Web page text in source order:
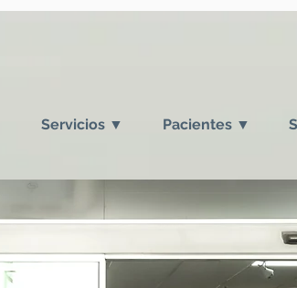
Servicios ▼ Pacientes ▼